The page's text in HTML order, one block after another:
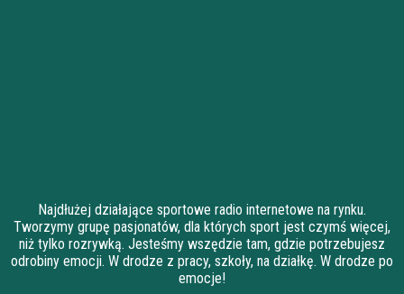
Najdłużej działające sportowe radio internetowe na rynku.
Tworzymy grupę pasjonatów, dla których sport jest czymś więcej,
niż tylko rozrywką. Jesteśmy wszędzie tam, gdzie potrzebujesz
odrobiny emocji. W drodze z pracy, szkoły, na działkę. W drodze po
emocje!